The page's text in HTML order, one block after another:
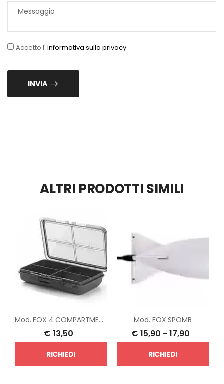
Accetto l' informativa sulla privacy
INVIA
ALTRI PRODOTTI SIMILI
Mod.FOX 4 COMPARTMENT
€ 13,50
RICHIEDI
Mod. FOX SPOMB
€ 15,90 - 17,90
RICHIEDI